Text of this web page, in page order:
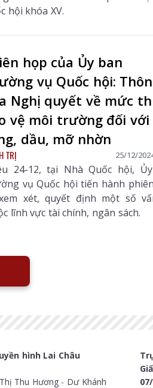
hội khóa XV.
họp của Ủy ban
vụ Quốc hội:
Nghị quyết về mức
vệ môi trường đối với
dầu, mỡ nhờn
TRỊ 25/12/
24-12, tại Nhà Quốc hội,
vụ Quốc hội tiến hành
xét, quyết định một số
lĩnh vực tài chính, ngân sách.
hình Lai Châu
Thu Hương - Dư Khánh